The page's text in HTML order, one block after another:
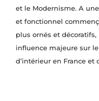
et le Modernisme. A
et fonctionnel
plus ornés et
influence majeure sur
d’intérieur en France